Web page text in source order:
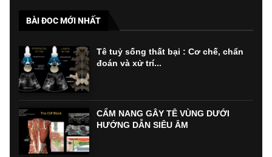
BÀI ĐOC MỚI NHẤT
Tê tuỷ sống thất bại : Cơ chế, chẩn
đoán và xử trí...
CẨM NANG GÂY TÊ VÙNG DƯỚI
HƯỚNG DẪN SIÊU ÂM